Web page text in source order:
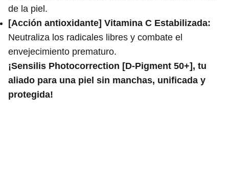
de la piel.
[Acción antioxidante] Vitamina C Estabilizada:
Neutraliza los radicales libres y combate el
envejecimiento prematuro.
¡Sensilis Photocorrection [D-Pigment 50+], tu
aliado para una piel sin manchas, unificada y
protegida!